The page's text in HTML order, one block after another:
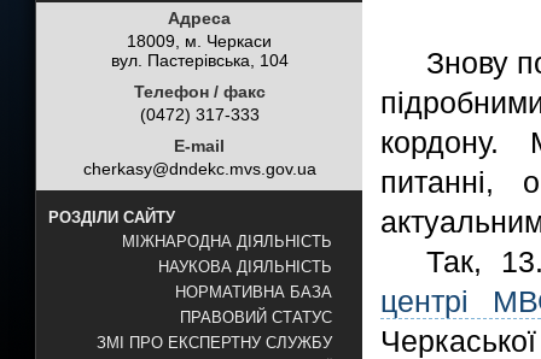
Адреса
18009, м. Черкаси
вул. Пастерівська, 104
Телефон / факс
(0472) 317-333
E-mail
cherkasy@dndekc.mvs.gov.ua
РОЗДІЛИ САЙТУ
МІЖНАРОДНА ДІЯЛЬНІСТЬ
НАУКОВА ДІЯЛЬНІСТЬ
НОРМАТИВНА БАЗА
ПРАВОВИЙ СТАТУС
ЗМІ ПРО ЕКСПЕРТНУ СЛУЖБУ
Знову
кордону.
питанні,
Так,
центрі